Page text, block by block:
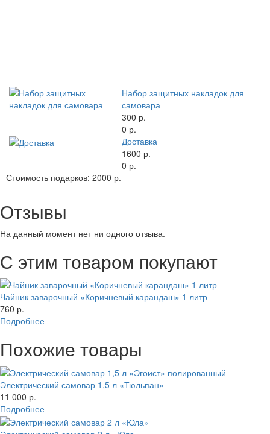
Набор защитных накладок для
самовара
300 р.
0 р.
Доставка
1600 р.
0 р.
Стоимость подарков: 2000 р.
Отзывы
На данный момент нет ни одного отзыва.
С этим товаром покупают
Чайник заварочный «Коричневый карандаш» 1 литр
760 р.
Подробнее
Похожие товары
Электрический самовар 1,5 л «Тюльпан»
11 000 р.
Подробнее